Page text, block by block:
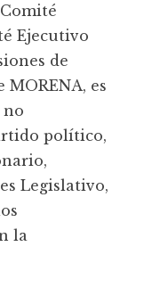
Ejecutivo
de
es
no
político,
Legislativo,
la